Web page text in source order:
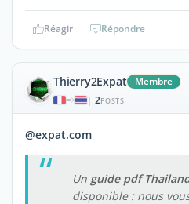
Réagir Répondre
Thierry2Expat Membre
| 2POSTS
@expat.com
Un guide pdf
disponible : nous